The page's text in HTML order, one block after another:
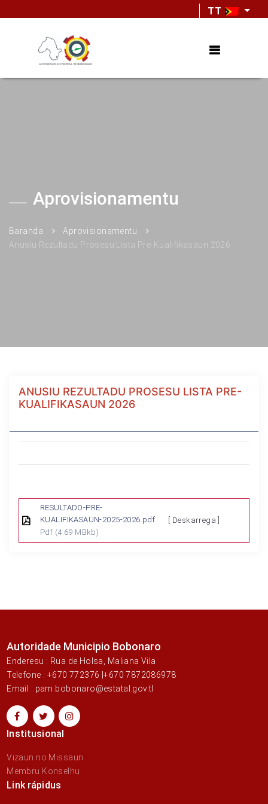
TT
Aprovisionamentu
Baranda
Aprovisionamentu
Anusiu Rezultadu Prosesu Lista Pre-Kualifikasaun 2026
ANUSIU REZULTADU PROSESU LISTA PRE-
KUALIFIKASAUN 2026
RESULTADO-PRE-
KUALIFIKASAUN-2025-2026.pdf
Pdf (4.69 MBkb)
[ Deskarrega ]
Autoridade Municipio Bobonaro
Enderesu : Rua de Holsa, Maliana Vila
Telefone : +670 772376 |+670 7872086978
Email : pam.bobonaro@estatal.gov.tl
Institusional
Vizaun no Missaun
Membru Konselhu
Link rápidus